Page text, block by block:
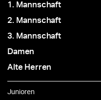
1. Mannschaft
2. Mannschaft
3. Mannschaft
Damen
Alte Herren
Junioren